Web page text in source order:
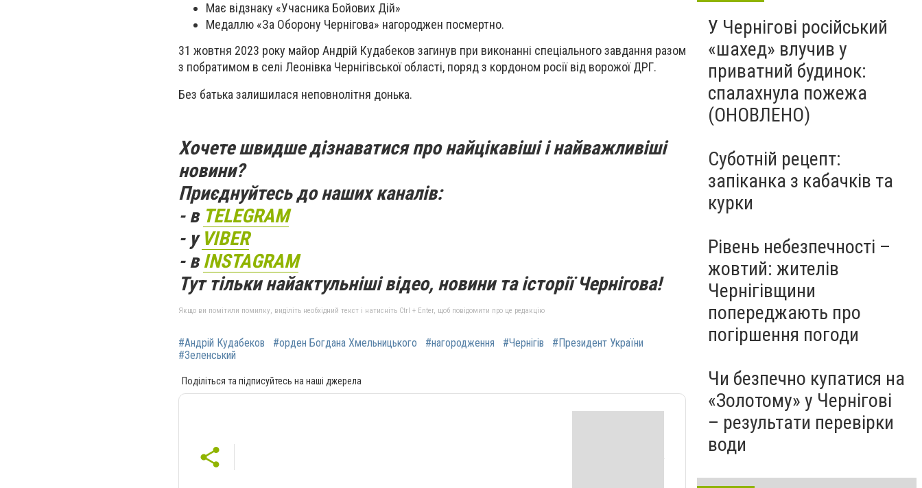
Має відзнаку «Учасника Бойових Дій»
Медаллю «За Оборону Чернігова» нагороджен посмертно.
31 жовтня 2023 року майор Андрій Кудабеков загинув при виконанні спеціального завдання разом
з побратимом в селі Леонівка Чернігівської області, поряд з кордоном росії від ворожої ДРГ.
Без батька залишилася неповнолітня донька.
Хочете швидше дізнаватися про найцікавіші і найважливіші
новини?
Приєднуйтесь до наших каналів:
- в TELEGRAM
- у VIBER
- вINSTAGRAM
Тут тільки найактульніші відео, новини та історії Чернігова!
Якщо ви помітили помилку, виділіть необхідний текст і натисніть Ctrl + Enter, щоб повідомити про це редакцію
#Андрій Кудабеков #орден Богдана Хмельницького #нагородження #Чернігів
#Президент України
#Зеленський
Поділіться та підписуйтесь на наші джерела
У Чернігові російський
«шахед» влучив у
приватний будинок:
спалахнула пожежа
(ОНОВЛЕНО)
Суботній рецепт:
запіканка з кабачків та
курки
Рівень небезпечності –
жовтий: жителів
Чернігівщини
попереджають про
погіршення погоди
Чи безпечно купатися на
«Золотому» у Чернігові
– результати перевірки
води